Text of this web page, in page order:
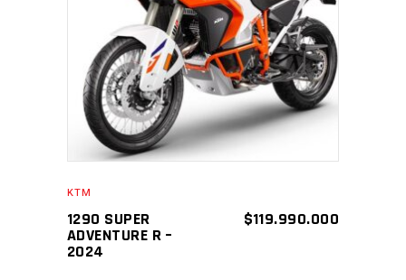
AÑADIR AL CARRITO
KTM
1290 SUPER
ADVENTURE R –
2024
$119.990.000